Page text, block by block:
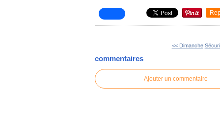
<< Dimanche
commentaires
Ajouter un commentaire